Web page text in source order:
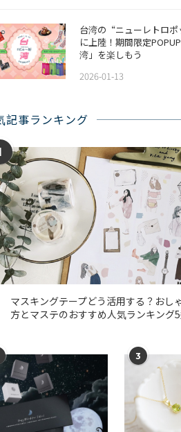
台湾の“ニューレトロ
に上陸！期間限定
湾」を楽しもう
2026-01-13
記事ランキング
マスキングテープどう活用する？おし
方とマステのおすすめ人気ランキング
3